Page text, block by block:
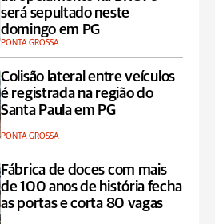
será sepultado neste
domingo em PG
PONTA GROSSA
Colisão lateral entre veículos
é registrada na região do
Santa Paula em PG
PONTA GROSSA
Fábrica de doces com mais
de 100 anos de história fecha
as portas e corta 80 vagas